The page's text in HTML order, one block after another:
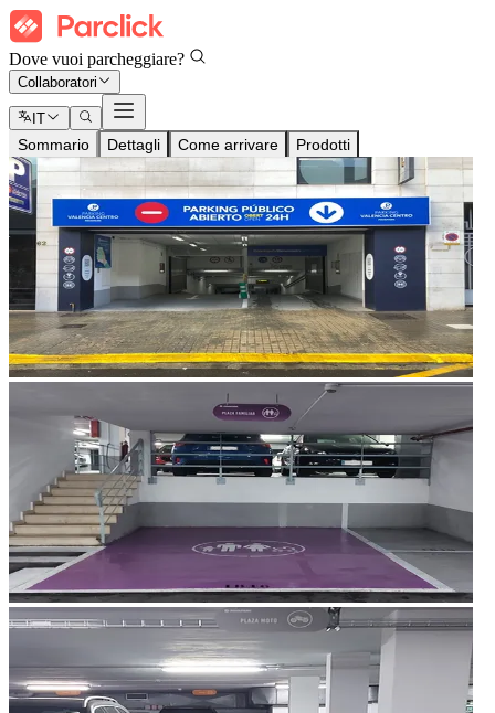
Dove vuoi parcheggiare?
Collaboratori
IT
Sommario Dettagli Come arrivare Prodotti